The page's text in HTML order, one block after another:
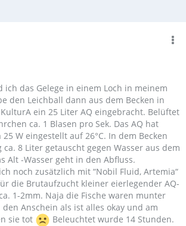
ich das Gelege in einem Loch in meinem
den Leichball dann aus dem Becken in
ein 25 Liter AQ eingebracht. Belüftet
ca. 1 Blasen pro Sek. Das AQ hat
W eingestellt auf 26°C. In dem Becken
8 Liter getauscht gegen Wasser aus dem
Alt -Wasser geht in den Abfluss.
noch zusätzlich mit “Nobil Fluid, Artemia“
die Brutaufzucht kleiner eierlegender AQ-
1-2mm. Naja die Fische waren munter
Anschein als ist alles okay und am
sie tot
Beleuchtet wurde 14 Stunden.